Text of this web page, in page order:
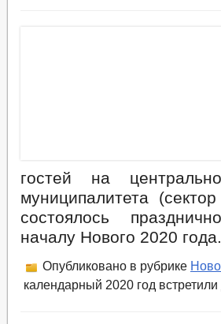
гостей на
муниципалитета
состоялось
началу Нового 2020 года.
Опубликовано в рубрике
календарный 2020 год